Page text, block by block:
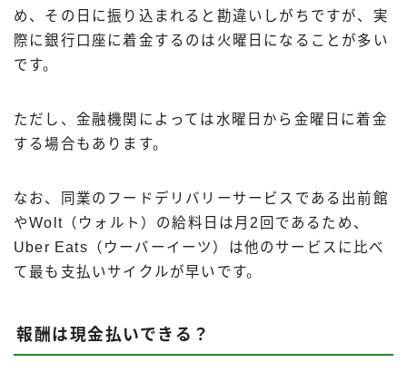
め、その日に振り込まれると勘違いしがちですが、実
際に銀行口座に着金するのは火曜日になることが多い
です。
ただし、金融機関によっては水曜日から金曜日に着金
する場合もあります。
なお、同業のフードデリバリーサービスである出前館
やWolt（ウォルト）の給料日は月2回であるため、
Uber Eats（ウーバーイーツ）は他のサービスに比べ
て最も支払いサイクルが早いです。
報酬は現金払いできる？